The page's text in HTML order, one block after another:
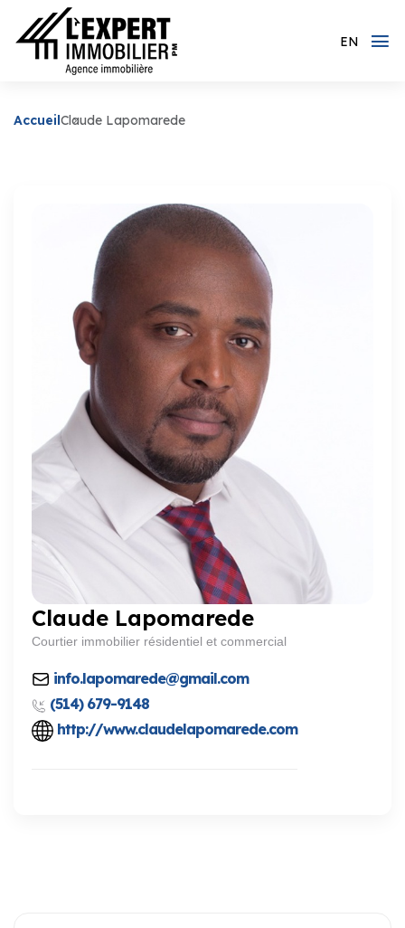
EN
AccueilClaude Lapomarede
Claude Lapomarede
Courtier immobilier résidentiel et commercial
info.lapomarede@gmail.com
(514) 679-9148
http://www.claudelapomarede.com